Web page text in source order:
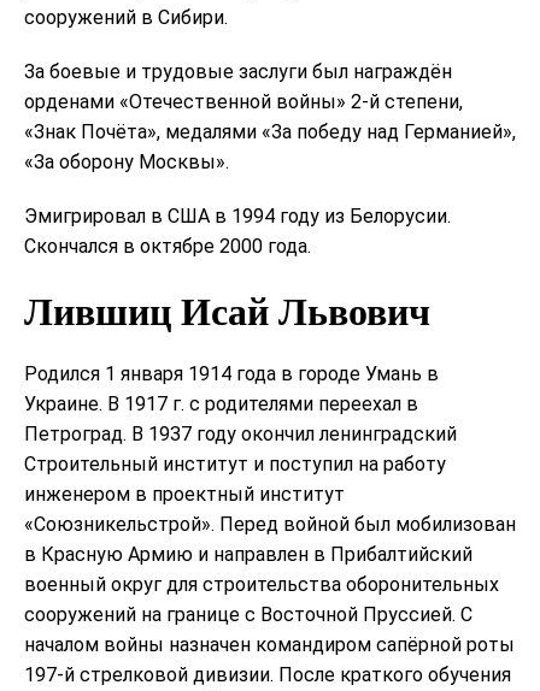
сооружений в Сибири.
За боевые и трудовые заслуги был награждён
орденами «Отечественной войны» 2-й степени,
«Знак Почёта», медалями «За победу над Германией»,
«За оборону Москвы».
Эмигрировал в США в 1994 году из Белорусии.
Скончался в октябре 2000 года.
Лившиц Исай Львович
Родился 1 января 1914 года в городе Умань в
Украине. В 1917 г. с родителями переехал в
Петроград. В 1937 году окончил ленинградский
Строительный институт и поступил на работу
инженером в проектный институт
«Союзникельстрой». Перед войной был мобилизован
в Красную Армию и направлен в Прибалтийский
военный округ для строительства оборонительных
сооружений на границе с Восточной Пруссией. С
началом войны назначен командиром сапёрной роты
197-й стрелковой дивизии. После краткого обучения